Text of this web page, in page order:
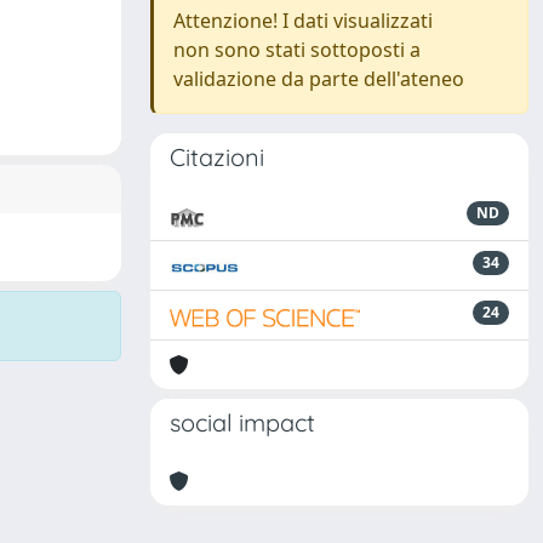
Attenzione! I dati visualizzati
non sono stati sottoposti a
validazione da parte dell'ateneo
Citazioni
ND
34
24
social impact